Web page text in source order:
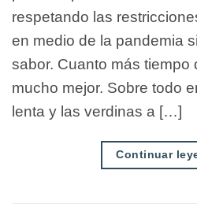
respetando las
en medio de la pandemia
sabor. Cuanto más tiempo
mucho mejor. Sobre todo
lenta y las verdinas a […]
Continuar